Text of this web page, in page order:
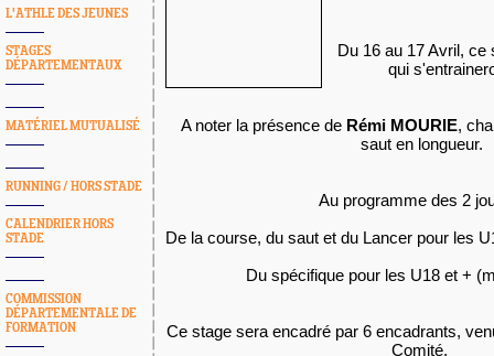
L'ATHLE DES JEUNES
STAGES
DÉPARTEMENTAUX
MATÉRIEL MUTUALISÉ
RUNNING / HORS STADE
CALENDRIER HORS
STADE
COMMISSION
DÉPARTEMENTALE DE
FORMATION
Du 16 au 17 Avril, ce
qui
A noter la présence de Rémi MOURIE,
saut en longueur.
Au programme des 2
De la course, du saut et du Lancer pour les
Du spécifique pour les U18 et +
Ce stage sera encadré par 6 encadrants,
Comité.